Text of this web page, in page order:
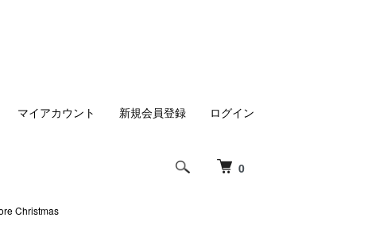
0
マイアカウント 新規会員登録 ログイン
Christmas